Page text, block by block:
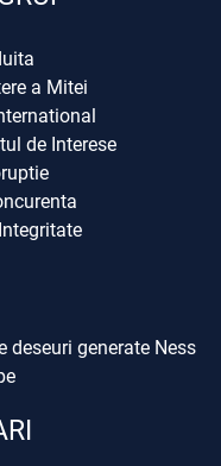
a Mitei
de Interese
deseuri generate Ness